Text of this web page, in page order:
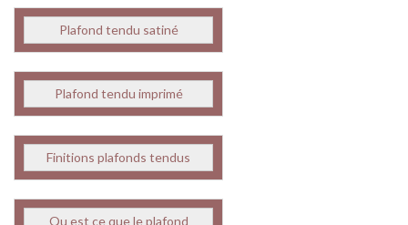
Plafond tendu satiné
Plafond tendu imprimé
Finitions plafonds tendus
Qu est ce que le plafond